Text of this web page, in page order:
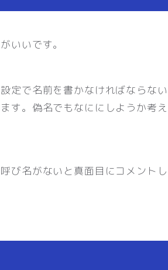
いいです。
定で名前を書かなければならない
す。偽名でもなににしようか考え
び名がないと真面目にコメントし